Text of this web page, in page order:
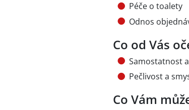
Péče o toalety
Odnos
Co od Vás
Samostatnost
Pečlivost a
Co Vám